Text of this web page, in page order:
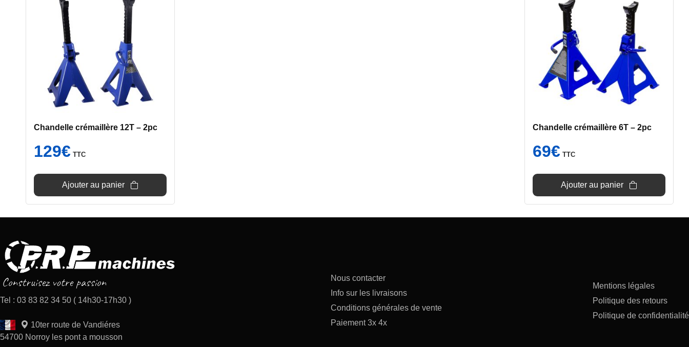
Chandelle crémaillère 12T – 2pc
129€ TTC
Ajouter au panier
Chandelle crémaillère 6T – 2pc
69€ TTC
Ajouter au panier
Tel : 03 83 82 34 50 ( 14h30-17h30 )
10ter route de Vandiéres
54700 Norroy les pont a mousson
Nous contacter
Info sur les livraisons
Conditions générales de vente
Paiement 3x 4x
Mentions légales
Politique des retours
Politique de confidentialité